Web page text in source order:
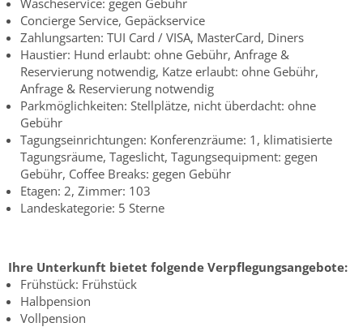
Concierge Service, Gepäckservice
Zahlungsarten: TUI Card / VISA, MasterCard, Diners
Haustier: Hund erlaubt: ohne Gebühr, Anfrage &
Reservierung notwendig, Katze erlaubt: ohne Gebühr,
Anfrage & Reservierung notwendig
Parkmöglichkeiten: Stellplätze, nicht überdacht: ohne
Gebühr
Tagungseinrichtungen: Konferenzräume: 1, klimatisierte
Tagungsräume, Tageslicht, Tagungsequipment: gegen
Gebühr, Coffee Breaks: gegen Gebühr
Etagen: 2, Zimmer: 103
Landeskategorie: 5 Sterne
Ihre Unterkunft bietet folgende Verpflegungsangebote:
Frühstück: Frühstück
Halbpension
Vollpension